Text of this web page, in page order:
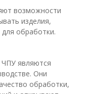
возможности
изделия,
обработки.
ЧПУ являются
Они
обработки,